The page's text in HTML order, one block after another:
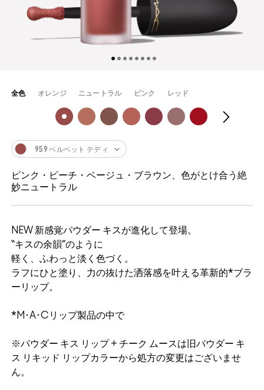
NEW 新感覚パウダー キスが進化して登場。
“キスの余韻”のように
軽く、ふわっと淡く色づく。
ラフにひと塗り、力の抜けた洒落感を叶える革新的*ブラ
ーリップ。
*M･A･Cリップ製品の中で
※パウダー キス リップ + チーク ムースは旧パウダー キ
ス リキッド リップカラーから処方の変更はございませ
ん。
全色 オレンジ ニュートラル ピンク レッド
959 ベルベット テディ
ピンク・ピーチ・ベージュ・ブラウン、色がとけ合う絶
妙ニュートラル